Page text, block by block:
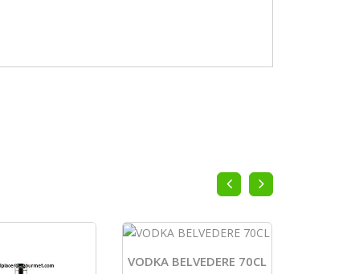
VODKA BELVEDERE 70CL